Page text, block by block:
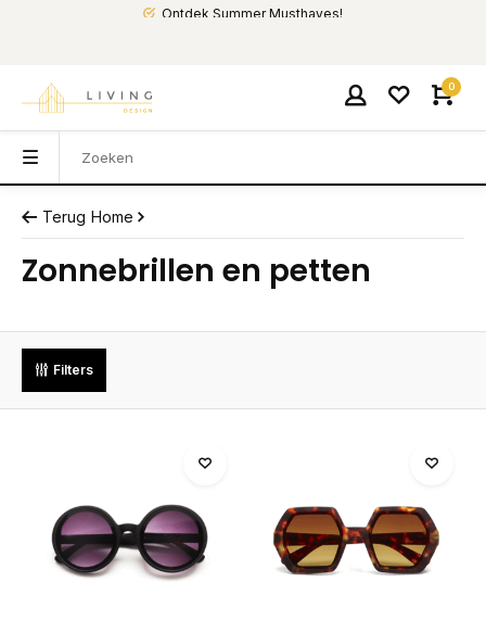
Ontdek Summer Musthaves!
0
Terug Home
Zonnebrillen en petten
Filters